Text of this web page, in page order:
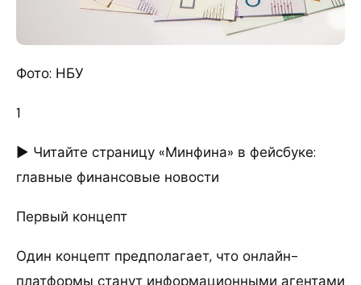
Фото: НБУ
1
► Читайте страницу «Минфина» в фейсбуке:
главные финансовые новости
Первый концепт
Один концепт предполагает, что онлайн-
платформы станут информационными агентами